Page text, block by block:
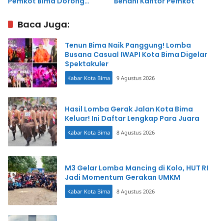
CepatBaca Juga:
Tenun Bima Naik Panggung! Lomba
Busana Casual IWAPI Kota Bima Digelar
Spektakuler
Kabar Kota Bima 9 Agustus 2026
Hasil Lomba Gerak Jalan Kota Bima
Keluar! Ini Daftar Lengkap Para Juara
Kabar Kota Bima 8 Agustus 2026
M3 Gelar Lomba Mancing di Kolo, HUT RI
Jadi Momentum Gerakan UMKM
Kabar Kota Bima 8 Agustus 2026